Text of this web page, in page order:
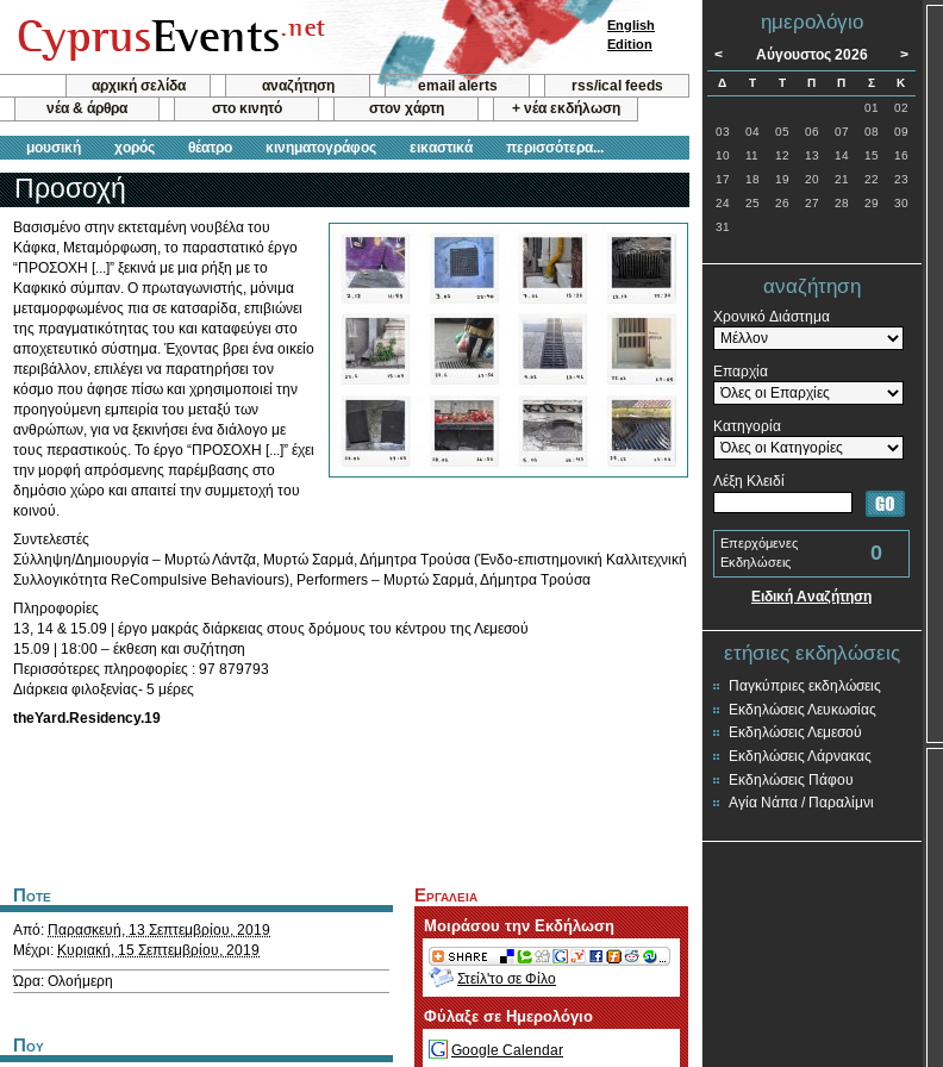
αρχική σελίδα αναζήτηση email alerts
rss/ical feeds
νέα & άρθρα
στο κινητό στον χάρτη + νέα εκδήλωση
μουσική χορός θέατρο κινηματογράφος εικαστικά περισσότερα...
English
Edition
Προσοχή
Βασισμένο στην εκτεταμένη νουβέλα του
Κάφκα, Μεταμόρφωση, το παραστατικό έργο
“ΠΡΟΣΟΧΗ [...]” ξεκινά με μια ρήξη με το
Καφκικό σύμπαν. Ο πρωταγωνιστής, μόνιμα
μεταμορφωμένος πια σε κατσαρίδα, επιβιώνει
της πραγματικότητας του και καταφεύγει στο
αποχετευτικό σύστημα. Έχοντας βρει ένα οικείο
περιβάλλον, επιλέγει να παρατηρήσει τον
κόσμο που άφησε πίσω και χρησιμοποιεί την
προηγούμενη εμπειρία του μεταξύ των
ανθρώπων, για να ξεκινήσει ένα διάλογο με
τους περαστικούς. Το έργο “ΠΡΟΣΟΧΗ [...]” έχει
την μορφή απρόσμενης παρέμβασης στο
δημόσιο χώρο και απαιτεί την συμμετοχή του
κοινού.
Συντελεστές
Σύλληψη/Δημιουργία – Μυρτώ Λάντζα, Μυρτώ Σαρμά, Δήμητρα Τρούσα (Ένδο-επιστημονική Καλλιτεχνική
Συλλογικότητα ReCompulsive Behaviours), Performers – Μυρτώ Σαρμά, Δήμητρα Τρούσα
Πληροφορίες
13, 14 & 15.09 | έργο μακράς διάρκειας στους δρόμους του κέντρου της Λεμεσού
15.09 | 18:00 – έκθεση και συζήτηση
Περισσότερες πληροφορίες : 97 879793
Διάρκεια φιλοξενίας- 5 μέρες
theYard.Residency.19
Ποτε
Από: Παρασκευή, 13 Σεπτεμβρίου, 2019
Μέχρι: Κυριακή, 15 Σεπτεμβρίου, 2019
Ώρα: Ολοήμερη
Που
Εργαλεια
Μοιράσου την Εκδήλωση
Στείλ'το σε Φίλο
Φύλαξε σε Ημερολόγιο
Google Calendar
ημερολόγιο
< Αύγουστος 2026 >
Δ Τ Τ Π Π Σ
Κ
01
02
03
04 05 06 07 08
09
10
11 12 13 14 15
16
17
18 19 20 21 22
23
24
25 26 27 28 29
30
31
αναζήτηση
Χρονικό Διάστημα
Επαρχία
Κατηγορία
Λέξη Κλειδί
Επερχόμενες
Εκδηλώσεις
0
Ειδική Αναζήτηση
ετήσιες εκδηλώσεις
Παγκύπριες εκδηλώσεις
Εκδηλώσεις Λευκωσίας
Εκδηλώσεις Λεμεσού
Εκδηλώσεις Λάρνακας
Εκδηλώσεις Πάφου
Αγία Νάπα / Παραλίμνι